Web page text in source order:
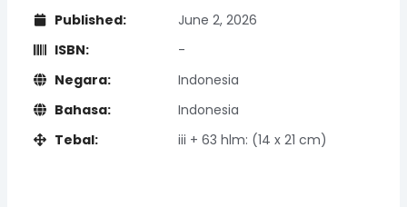
Published:
June 2, 2026
ISBN:
-
Negara:
Indonesia
Bahasa:
Indonesia
Tebal:
iii + 63 hlm: (14 x 21 cm)